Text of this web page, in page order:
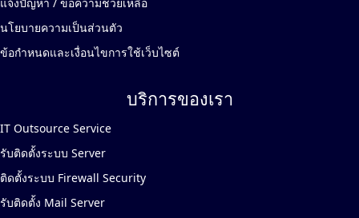
นโยบายความเป็นส่วนตัว
ข้อกำหนดและเงื่อนไขการใช้เว็บไซต์
บริการของเรา
IT Outsource Service
รับติดตั้งระบบ Server
ติดตั้งระบบ Firewall Security
รับติดตั้ง Mail Server